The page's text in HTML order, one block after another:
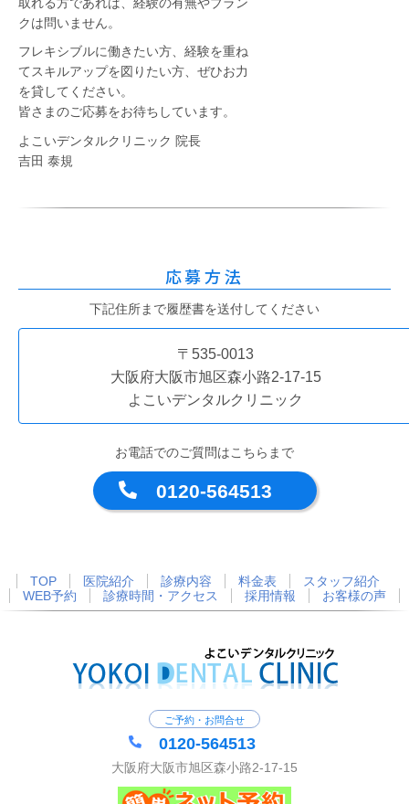
クは問いません。
フレキシブルに働きたい方、経験を重ね
てスキルアップを図りたい方、ぜひお力
を貸してください。
皆さまのご応募をお待ちしています。
よこいデンタルクリニック 院長
吉田 泰規
応募方法
下記住所まで履歴書を送付してください
〒535-0013
大阪府大阪市旭区森小路2-17-15
よこいデンタルクリニック
お電話でのご質問はこちらまで
0120-564513
TOP 医院紹介 診療内容 料金表
スタッフ紹介
WEB予約
診療時間・アクセス 採用情報 お客様の声
ご予約・お問合せ
0120-564513
大阪府大阪市旭区森小路2-17-15